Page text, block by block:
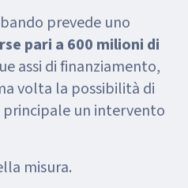
prevede uno
pari a 600 milioni di
assi di finanziamento,
volta la possibilità di
un intervento
misura.